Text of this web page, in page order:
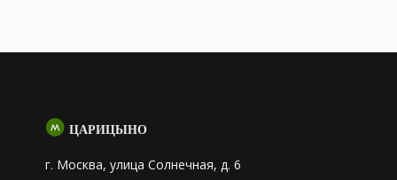
ЦАРИЦЫНО
г. Москва, улица Солнечная, д. 6